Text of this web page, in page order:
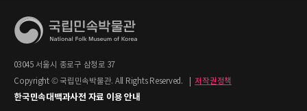
03045 서울시 종로구 삼청로 37
Copyright © 국립민속박물관. All Rights Reserved.
저작권정책
한국민속대백과사전 자료 이용 안내